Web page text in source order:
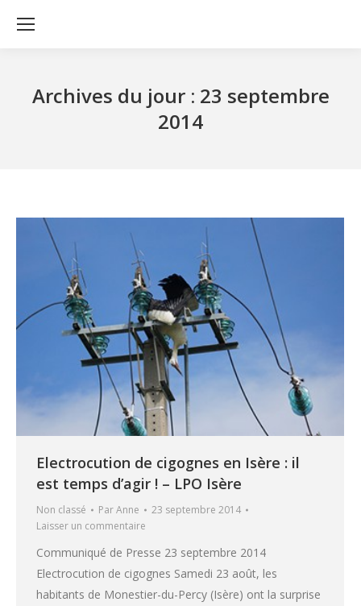
Archives du jour : 23 septembre
2014
Electrocution de cigognes en Isère : il
est temps d’agir ! – LPO Isère
Non classé ParAnne
23 septembre 2014
Laisser un commentaire
Communiqué de Presse 23 septembre 2014
Electrocution de cigognes Samedi 23 août, les
habitants de Monestier-du-Percy (Isère) ont la surprise